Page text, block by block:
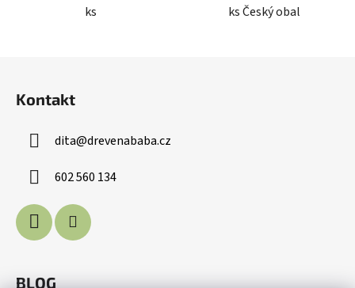
ks
ks Český obal
Kontakt
dita@drevenababa.cz
602 560 134
BLOG